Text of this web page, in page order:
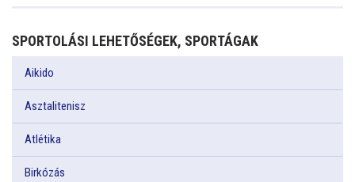
SPORTOLÁSI LEHETŐSÉGEK, SPORTÁGAK
Aikido
Asztalitenisz
Atlétika
Birkózás